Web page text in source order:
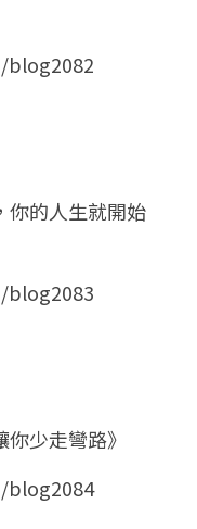
你的人生就開始
少走彎路》